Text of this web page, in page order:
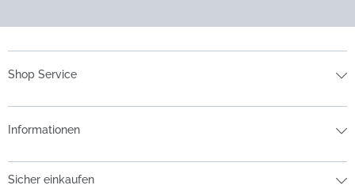
Shop Service
Informationen
Sicher einkaufen